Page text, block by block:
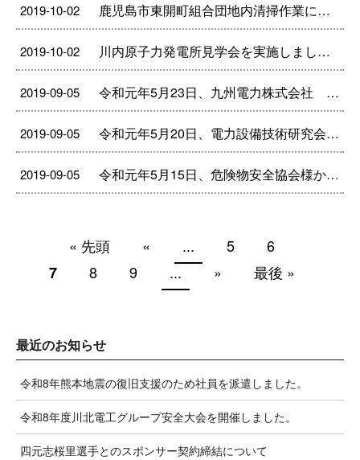
2019-10-02 鹿児島市東開町組合団地内清掃作業に参加しました。
2019-10-02 川内原子力発電所見学会を実施しました。
2019-09-05 令和元年5月23日、九州電力株式会社 送配電カンパニー様から現場代理人表彰を拝受しました。
2019-09-05 令和元年5月20日、電力設備技術研究会様から現場代理人表彰を拝受しました。
2019-09-05 令和元年5月15日、危険物安全協会様から永年勤続表彰を拝受しました。
« 先頭 « ... 5
6
7
8 9 ... » 最後 »
最近のお知らせ
令和8年熊本地震の復旧支援のため社員を派遣しました。
令和8年度川北電工グループ安全大会を開催しました。
四元志桜里選手とのスポンサー契約締結について